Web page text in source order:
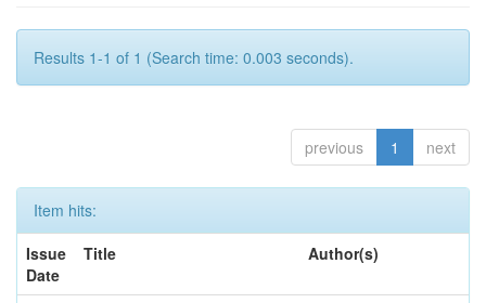
Results 1-1 of 1 (Search time: 0.003 seconds).
previous 1 next
Item hits:
Issue
Date
Title Author(s)